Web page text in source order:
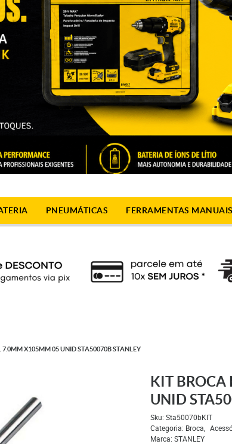
PNEUMÁTICAS FERRAMENTAS MANUAIS
X105MM 05 UNID STA50070B STANLEY
KIT
UNID
Sku: Sta50070bKIT
Categoria: Broca
Marca: STANLEY